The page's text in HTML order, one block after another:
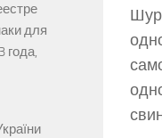
для
года,